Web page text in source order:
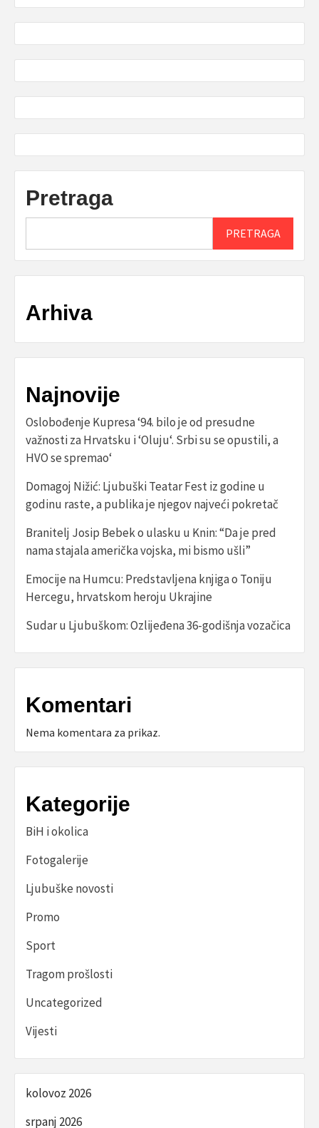
Pretraga
PRETRAGA
Arhiva
Najnovije
Oslobođenje Kupresa ‘94. bilo je od presudne
važnosti za Hrvatsku i ‘Oluju‘. Srbi su se opustili, a
HVO se spremao‘
Domagoj Nižić: Ljubuški Teatar Fest iz godine u
godinu raste, a publika je njegov najveći pokretač
Branitelj Josip Bebek o ulasku u Knin: “Da je pred
nama stajala američka vojska, mi bismo ušli”
Emocije na Humcu: Predstavljena knjiga o Toniju
Hercegu, hrvatskom heroju Ukrajine
Sudar u Ljubuškom: Ozlijeđena 36-godišnja vozačica
Komentari
Nema komentara za prikaz.
Kategorije
BiH i okolica
Fotogalerije
Ljubuške novosti
Promo
Sport
Tragom prošlosti
Uncategorized
Vijesti
kolovoz 2026
srpanj 2026